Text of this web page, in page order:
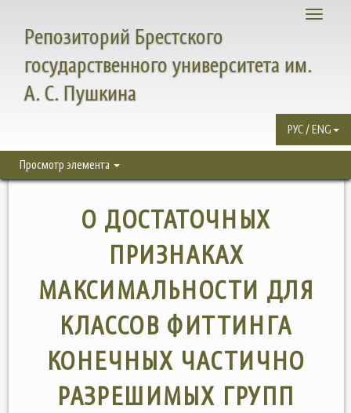
Toggle
Репозиторий Брестского
государственного университета им.
А. С. Пушкина
РУС / ENG
Просмотр элемента
О ДОСТАТОЧНЫХ
ПРИЗНАКАХ
МАКСИМАЛЬНОСТИ ДЛЯ
КЛАССОВ ФИТТИНГА
КОНЕЧНЫХ ЧАСТИЧНО
РАЗРЕШИМЫХ ГРУПП